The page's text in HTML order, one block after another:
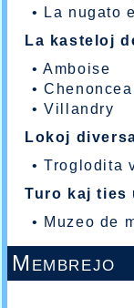
•
La nugato
La kasteloj
•Amboise
•
•Villandry
Lokoj
•Troglodita
Turo kaj ties
• Muzeo de
Membrejo